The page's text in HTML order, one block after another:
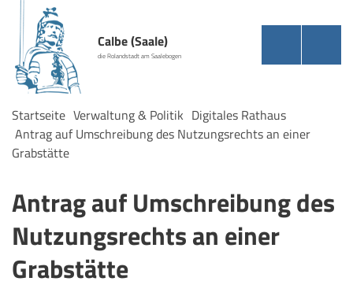
Calbe (Saale)
die Rolandstadt am Saalebogen
Startseite Verwaltung & Politik Digitales Rathaus
Antrag auf Umschreibung des Nutzungsrechts an einer
Grabstätte
Antrag auf Umschreibung des
Nutzungsrechts an einer
Grabstätte